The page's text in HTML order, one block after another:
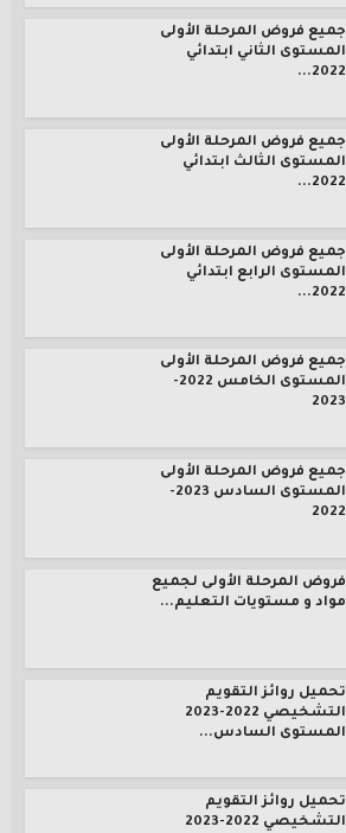
جميع فروض المرحلة الأولى
المستوى الثاني ابتدائي
2022...
جميع فروض المرحلة الأولى
المستوى الثالث ابتدائي
2022...
جميع فروض المرحلة الأولى
المستوى الرابع ابتدائي
2022...
جميع فروض المرحلة الأولى
المستوى الخامس 2022-
2023
جميع فروض المرحلة الأولى
المستوى السادس 2023-
2022
فروض المرحلة الأولى لجميع
مواد و مستويات التعليم...
تحميل روائز التقويم
التشخيصي 2022-2023
المستوى السادس...
تحميل روائز التقويم
التشخيصي 2022-2023